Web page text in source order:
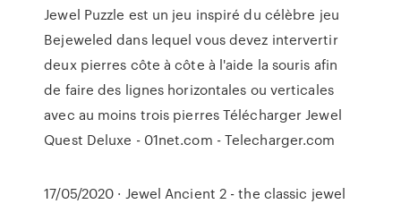
Jewel Puzzle est un jeu inspiré du célèbre jeu
Bejeweled dans lequel vous devez intervertir
deux pierres côte à côte à l'aide la souris afin
de faire des lignes horizontales ou verticales
avec au moins trois pierres Télécharger Jewel
Quest Deluxe - 01net.com - Telecharger.com
17/05/2020 · Jewel Ancient 2 - the classic jewel